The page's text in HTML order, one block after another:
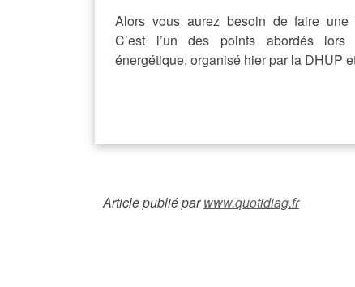
Alors vous aurez besoin de faire
C’est l’un des points abordés lors
énergétique, organisé hier par la DHUP
Article publié parwww.quotidiag.fr